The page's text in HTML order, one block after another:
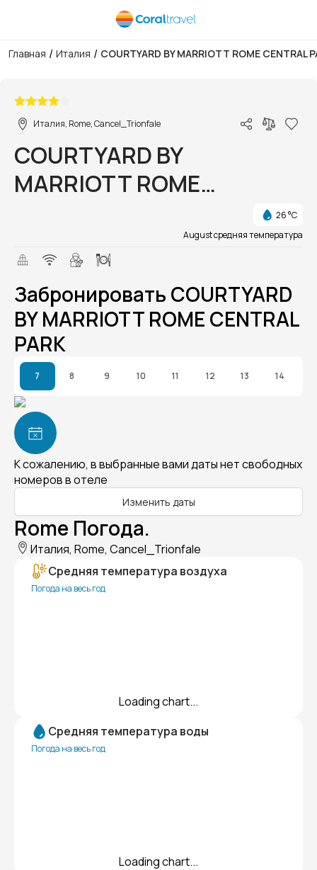
Главная / Италия / COURTYARD BY MARRIOTT ROME CENTRAL
Италия, Rome, Cancel_Trionfale
COURTYARD BY
MARRIOTT ROME
26 °C
August средняя температура
Забронировать COURTYARD
BY MARRIOTT ROME CENTRAL
PARK
7 8 9 10 11 12 13 14
К сожалению, в выбранные вами даты нет свободных
номеров в отеле
Изменить даты
Rome Погода.
Италия, Rome, Cancel_Trionfale
Средняя температура воздуха
Погода на весь год
Loading chart...
Средняя температура воды
Погода на весь год
Loading chart...